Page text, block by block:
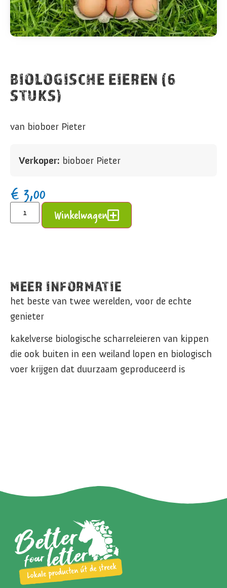
BIOLOGISCHE EIEREN (6
STUKS)
van bioboer Pieter
Verkoper: bioboer Pieter
€ 3,00
Winkelwagen
MEER INFORMATIE
het beste van twee werelden, voor de echte
genieter
kakelverse biologische scharreleieren van kippen
die ook buiten in een weiland lopen en biologisch
voer krijgen dat duurzaam geproduceerd is